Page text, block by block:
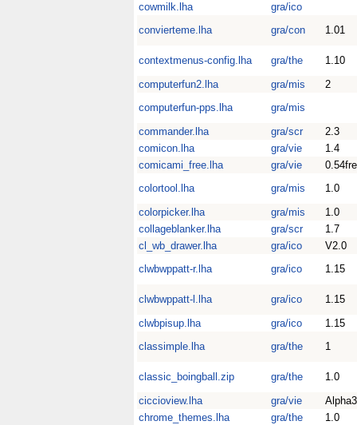
cowmilk.lha
gra/ico
convierteme.lha
gra/con 1.01
contextmenus-config.lha gra/the
1.10
computerfun2.lha
gra/mis
2
computerfun-pps.lha
gra/mis
commander.lha
gra/scr
2.3
comicon.lha
gra/vie
1.4
comicami_free.lha
gra/vie
colortool.lha
gra/mis
1.0
colorpicker.lha
gra/mis
1.0
collageblanker.lha
gra/scr
1.7
cl_wb_drawer.lha
gra/ico
V2.0
clwbwppatt-r.lha
gra/ico 1.15
clwbwppatt-l.lha gra/ico
1.15
clwbpisup.lha
gra/ico
1.15
classimple.lha
gra/the 1
classic_boingball.zip gra/the
1.0
ciccioview.lha
gra/vie
Alpha3
chrome_themes.lha
gra/the
1.0